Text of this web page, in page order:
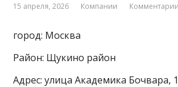
15 апреля, 2026 Компании
город: Москва
Район: Щукино район
Адрес: улица Академика Бочвара,